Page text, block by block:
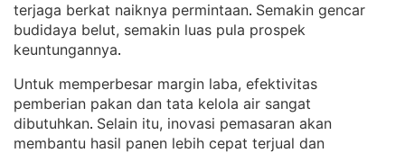
terjaga berkat naiknya permintaan. Semakin gencar
budidaya belut, semakin luas pula prospek
keuntungannya.
Untuk memperbesar margin laba, efektivitas
pemberian pakan dan tata kelola air sangat
dibutuhkan. Selain itu, inovasi pemasaran akan
membantu hasil panen lebih cepat terjual dan